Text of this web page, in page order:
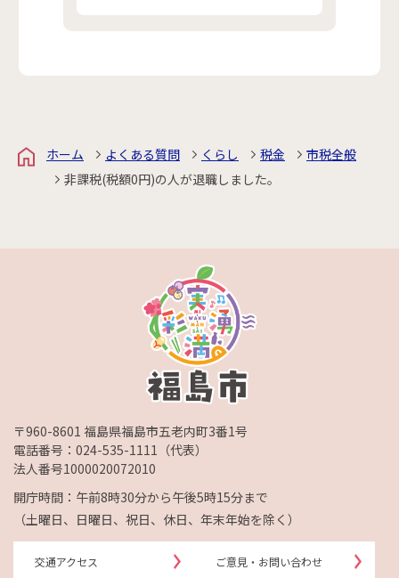
ホーム よくある質問 くらし 税金
市税全般
非課税(税額0円)の人が退職しました。
〒960-8601 福島県福島市五老内町3番1号
電話番号： 024-535-1111 （代表）
法人番号1000020072010
開庁時間：午前8時30分から午後5時15分まで
（土曜日、日曜日、祝日、休日、年末年始を除く）
交通アクセス ご意見・お問い合わせ